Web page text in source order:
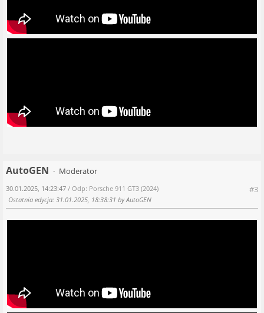
AutoGEN
Moderator
#3
30.01.2025, 14:23:47 / Odp: Porsche 911 GT3 (2024)
Ostatnia edycja: 31.01.2025, 18:38:31 by AutoGEN